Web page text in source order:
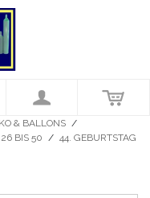
& BALLONS /
BIS 50 / 44. GEBURTSTAG